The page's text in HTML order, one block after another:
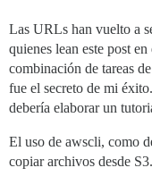
Las URLs han vuelto a
quienes lean este post
combinación de tareas
fue el secreto de mi
debería elaborar un
El uso de awscli, como
copiar archivos desde S3.